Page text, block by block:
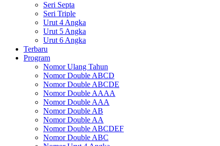
Seri Septa
Seri Triple
Urut 4 Angka
Urut 5 Angka
Urut 6 Angka
Terbaru
Program
Nomor Ulang Tahun
Nomor Double ABCD
Nomor Double ABCDE
Nomor Double AAAA
Nomor Double AAA
Nomor Double AB
Nomor Double AA
Nomor Double ABCDEF
Nomor Double ABC